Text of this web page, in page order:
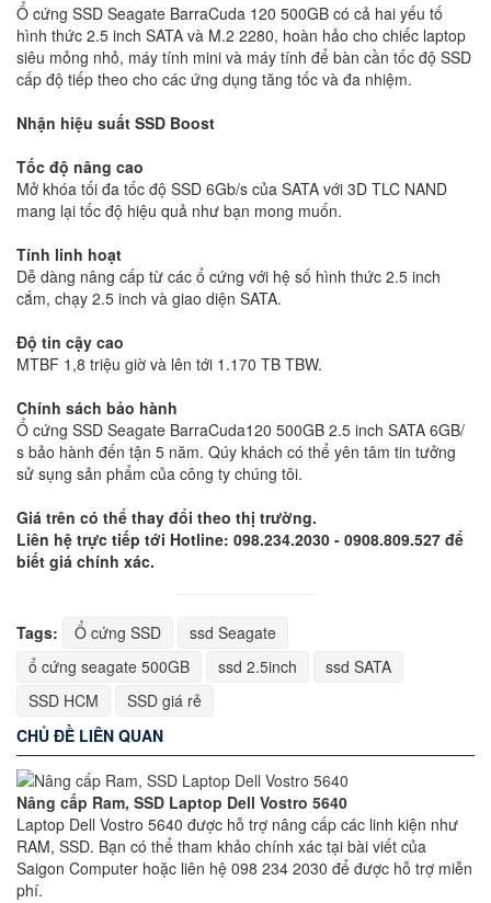
Ổ cứng SSD Seagate BarraCuda 120 500GB có cả hai yếu tố
hình thức 2.5 inch SATA và M.2 2280, hoàn hảo cho chiếc laptop
siêu mỏng nhỏ, máy tính mini và máy tính để bàn cần tốc độ SSD
cấp độ tiếp theo cho các ứng dụng tăng tốc và đa nhiệm.
Nhận hiệu suất SSD Boost
Tốc độ nâng cao
Mở khóa tối đa tốc độ SSD 6Gb/s của SATA với 3D TLC NAND
mang lại tốc độ hiệu quả như bạn mong muốn.
Tính linh hoạt
Dễ dàng nâng cấp từ các ổ cứng với hệ số hình thức 2.5 inch
cắm, chạy 2.5 inch và giao diện SATA.
Độ tin cậy cao
MTBF 1,8 triệu giờ và lên tới 1.170 TB TBW.
Chính sách bảo hành
Ổ cứng SSD Seagate BarraCuda120 500GB 2.5 inch SATA 6GB/
s bảo hành đến tận 5 năm. Qúy khách có thể yên tâm tin tưởng
sử sụng sản phẩm của công ty chúng tôi.
Giá trên có thể thay đổi theo thị trường.
Liên hệ trực tiếp tới Hotline: 098.234.2030 - 0908.809.527 để
biết giá chính xác.
Tags: Ổ cứng SSD
ssd Seagate
ổ cứng seagate 500GB
ssd 2.5inch
ssd SATA
SSD HCM
SSD giá rẻ
CHỦ ĐỀ LIÊN QUAN
Nâng cấp Ram, SSD Laptop Dell Vostro 5640
Laptop Dell Vostro 5640 được hỗ trợ nâng cấp các linh kiện như
RAM, SSD. Bạn có thể tham khảo chính xác tại bài viết của
Saigon Computer hoặc liên hệ 098 234 2030 để được hỗ trợ miễn
phí.